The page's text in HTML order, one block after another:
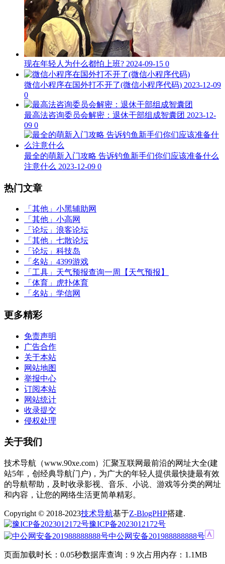
现在年轻人为什么都怕上班? 2024-09-15 0
微信小程序在国外打不开了(微信小程序代码) 2023-12-09
0
最高法咨询委员会解密：退休干部组成智囊团 2023-12-
09 0
最全的萌新入门攻略 告诉钓鱼新手们你们应该准备什么
注意什么 2023-12-09 0
热门文章
「其他」 小黑辅助网
「其他」 小高网
「论坛」 浪客论坛
「其他」 七散论坛
「论坛」 科技岛
「名站」 4399游戏
「工具」 天气预报查询一周【天气预报】
「体育」
虎扑体育
「名站」 学信网
更多精彩
免责声明
广告合作
关于本站
网站地图
举报中心
订阅本站
网站统计
收录提交
侵权处理
关于我们
技术导航（www.90xe.com）汇聚互联网最前沿的网址大全(建
站5年，创经典导航门户)，为广大的年轻人提供最快捷最有效
的导航帮助，及时收录影视、音乐、小说、游戏等分类的网址
和内容，让您的网络生活更简单精彩。
Copyright © 2018-2023技术导航基于Z-BlogPHP搭建.
豫ICP备2023012172号
中公网安备201988888888号
页面加载时长：0.05秒数据库查询：9 次占用内存：1.1MB